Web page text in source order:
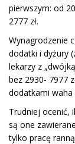
pierwszym: od
2777 zł.
Wynagrodzenie
dodatki i dyżury
lekarzy z
bez 2930- 7977
dodatkami waha
Trudniej ocenić,
są one
tylko pracę